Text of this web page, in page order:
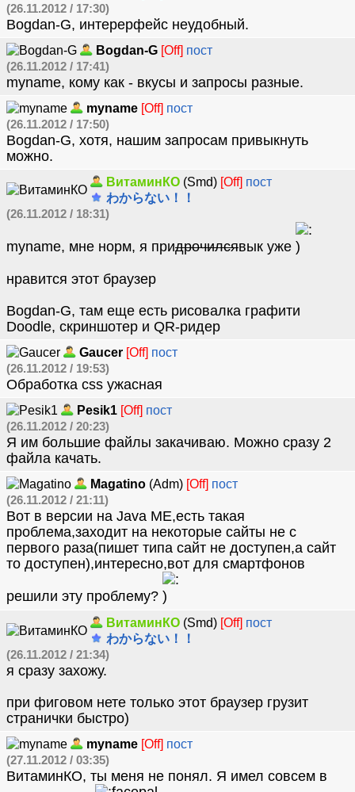
(26.11.2012 / 17:30)
Bogdan-G, интерерфейс неудобный.
Bogdan-G [Off] пост
(26.11.2012 / 17:41)
myname, кому как - вкусы и запросы разные.
myname [Off] пост
(26.11.2012 / 17:50)
Bogdan-G, хотя, нашим запросам привыкнуть
можно.
ВитаминКО (Smd) [Off] пост
わからない！！
(26.11.2012 / 18:31)
myname, мне норм, я придрочилсявык уже
нравится этот браузер
Bogdan-G, там еще есть рисовалка графити
Doodle, скриншотер и QR-ридер
Gaucer [Off] пост
(26.11.2012 / 19:53)
Обработка css ужасная
Pesik1 [Off] пост
(26.11.2012 / 20:23)
Я им большие файлы закачиваю. Можно сразу 2
файла качать.
Magatino (Adm) [Off] пост
(26.11.2012 / 21:11)
Вот в версии на Java ME,есть такая
проблема,заходит на некоторые сайты не с
первого раза(пишет типа сайт не доступен,а сайт
то доступен),интересно,вот для смартфонов
решили эту проблему?
ВитаминКО (Smd) [Off] пост
わからない！！
(26.11.2012 / 21:34)
я сразу захожу.
при фиговом нете только этот браузер грузит
странички быстро)
myname [Off] пост
(27.11.2012 / 03:35)
ВитаминКО, ты меня не понял. Я имел совсем в